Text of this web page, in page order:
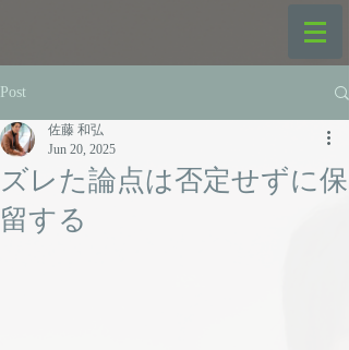
Post
ズレた論点は否定せずに保
留する
佐藤 和弘
Jun 20, 2025